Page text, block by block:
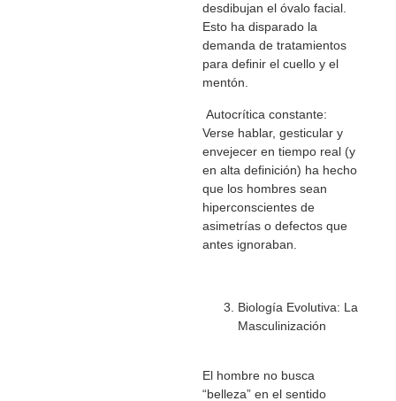
desdibujan el óvalo facial.
Esto ha disparado la
demanda de tratamientos
para definir el cuello y el
mentón.
Autocrítica constante:
Verse hablar, gesticular y
envejecer en tiempo real (y
en alta definición) ha hecho
que los hombres sean
hiperconscientes de
asimetrías o defectos que
antes ignoraban.
Biología Evolutiva: La
Masculinización
El hombre no busca
“belleza” en el sentido